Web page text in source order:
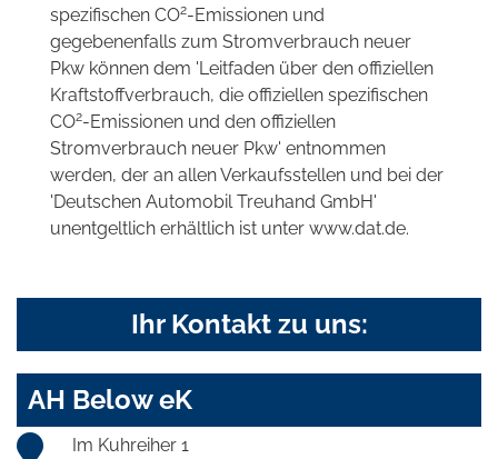
spezifischen CO2-Emissionen und
gegebenenfalls zum Stromverbrauch neuer
Pkw können dem 'Leitfaden über den offiziellen
Kraftstoffverbrauch, die offiziellen spezifischen
CO2-Emissionen und den offiziellen
Stromverbrauch neuer Pkw' entnommen
werden, der an allen Verkaufsstellen und bei der
'Deutschen Automobil Treuhand GmbH'
unentgeltlich erhältlich ist unter www.dat.de.
Ihr Kontakt zu uns:
AH Below eK
Im Kuhreiher 1